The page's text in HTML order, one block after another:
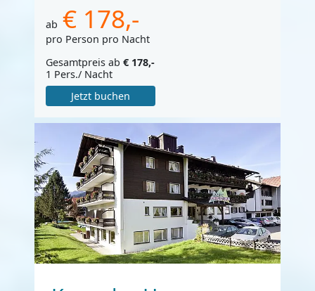
ab € 178,-
pro Person pro Nacht
Gesamtpreis ab € 178,-
1 Pers./ Nacht
Jetzt buchen